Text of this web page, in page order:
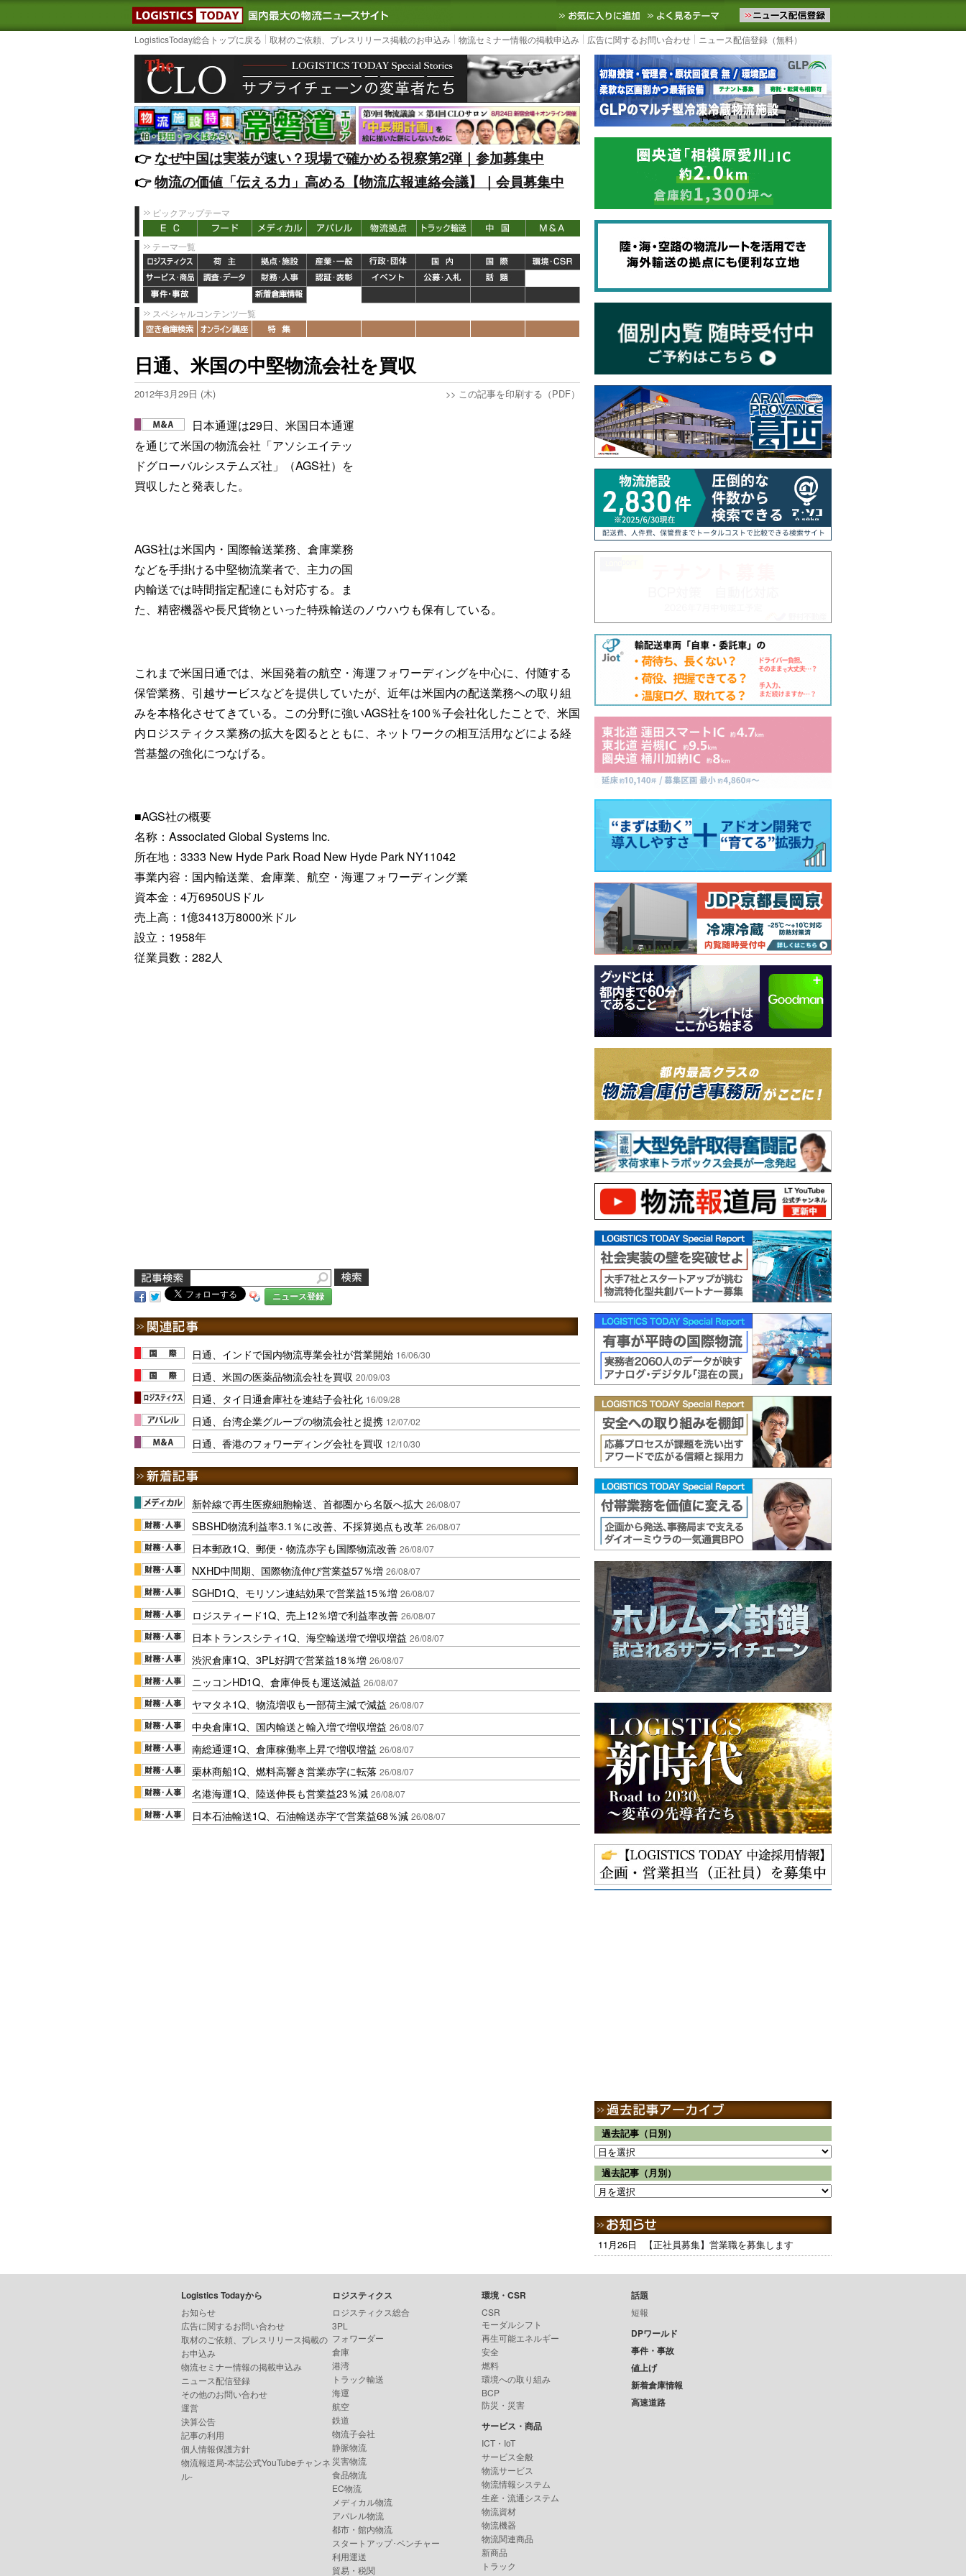
LOGISTICS TODAY｜国内最大の物流ニュースサイト3PL, SCMなど国内外の最新の物流ニュースをお届けします。物流ニュースメール配信を登録す
お気に入りに追加 よく見るテーマ
LogisticsToday総合トップに戻る 取材のご依頼、プレスリリース掲載のお申込み 物流セミナー情報の掲載申込み 広告に関するお問い合わせ ニュース配信登録（無料）
👉️なぜ中国は実装が速い？現場で確かめる視察第2弾｜参加募集中
👉️物流の価値「伝える力」高める【物流広報連絡会議】｜会員募集中
ピックアップテーマ
テーマ一覧
スペシャルコンテンツ一覧
日通、米国の中堅物流会社を買収
2012年3月29日 (木) >> この記事を印刷する（PDF）
日本通運は29日、米国日本通運
を通じて米国の物流会社「アソシエイテッ
ドグローバルシステムズ社」（AGS社）を
買収したと発表した。
AGS社は米国内・国際輸送業務、倉庫業務
などを手掛ける中堅物流業者で、主力の国
内輸送では時間指定配達にも対応する。ま
た、精密機器や長尺貨物といった特殊輸送のノウハウも保有している。
これまで米国日通では、米国発着の航空・海運フォワーディングを中心に、付随する
保管業務、引越サービスなどを提供していたが、近年は米国内の配送業務への取り組
みを本格化させてきている。この分野に強いAGS社を100％子会社化したことで、米国
内ロジスティクス業務の拡大を図るとともに、ネットワークの相互活用などによる経
営基盤の強化につなげる。
■AGS社の概要
名称：Associated Global Systems Inc.
所在地：3333 New Hyde Park Road New Hyde Park NY11042
事業内容：国内輸送業、倉庫業、航空・海運フォワーディング業
資本金：4万6950USドル
売上高：1億3413万8000米ドル
設立：1958年
従業員数：282人
ニュース登録
日通、インドで国内物流専業会社が営業開始 16/06/30
日通、米国の医薬品物流会社を買収 20/09/03
日通、タイ日通倉庫社を連結子会社化 16/09/28
日通、台湾企業グループの物流会社と提携 12/07/02
日通、香港のフォワーディング会社を買収 12/10/30
新幹線で再生医療細胞輸送、首都圏から名阪へ拡大 26/08/07
SBSHD物流利益率3.1％に改善、不採算拠点も改革 26/08/07
日本郵政1Q、郵便・物流赤字も国際物流改善 26/08/07
NXHD中間期、国際物流伸び営業益57％増 26/08/07
SGHD1Q、モリソン連結効果で営業益15％増 26/08/07
ロジスティード1Q、売上12％増で利益率改善 26/08/07
日本トランスシティ1Q、海空輸送増で増収増益 26/08/07
渋沢倉庫1Q、3PL好調で営業益18％増 26/08/07
ニッコンHD1Q、倉庫伸長も運送減益 26/08/07
ヤマタネ1Q、物流増収も一部荷主減で減益 26/08/07
中央倉庫1Q、国内輸送と輸入増で増収増益 26/08/07
南総通運1Q、倉庫稼働率上昇で増収増益 26/08/07
栗林商船1Q、燃料高響き営業赤字に転落 26/08/07
名港海運1Q、陸送伸長も営業益23％減 26/08/07
日本石油輸送1Q、石油輸送赤字で営業益68％減 26/08/07
過去記事（日別）
過去記事（月別）
11月26日 【正社員募集】営業職を募集します
Logistics Todayから
お知らせ
広告に関するお問い合わせ
取材のご依頼、プレスリリース掲載の
お申込み
物流セミナー情報の掲載申込み
ニュース配信登録
その他のお問い合わせ
運営
決算公告
記事の利用
個人情報保護方針
物流報道局-本誌公式YouTubeチャンネ
ル-
ロジスティクス
ロジスティクス総合
3PL
フォワーダー
倉庫
港湾
トラック輸送
海運
航空
鉄道
物流子会社
静脈物流
災害物流
食品物流
EC物流
メディカル物流
アパレル物流
都市・館内物流
スタートアップ･ベンチャー
利用運送
貿易・税関
環境・CSR
CSR
モーダルシフト
再生可能エネルギー
安全
燃料
環境への取り組み
BCP
防災・災害
サービス・商品
ICT・IoT
サービス全般
物流サービス
物流情報システム
生産・流通システム
物流資材
物流機器
物流関連商品
新商品
トラック
話題
短報
DPワールド
事件・事故
値上げ
新着倉庫情報
高速道路